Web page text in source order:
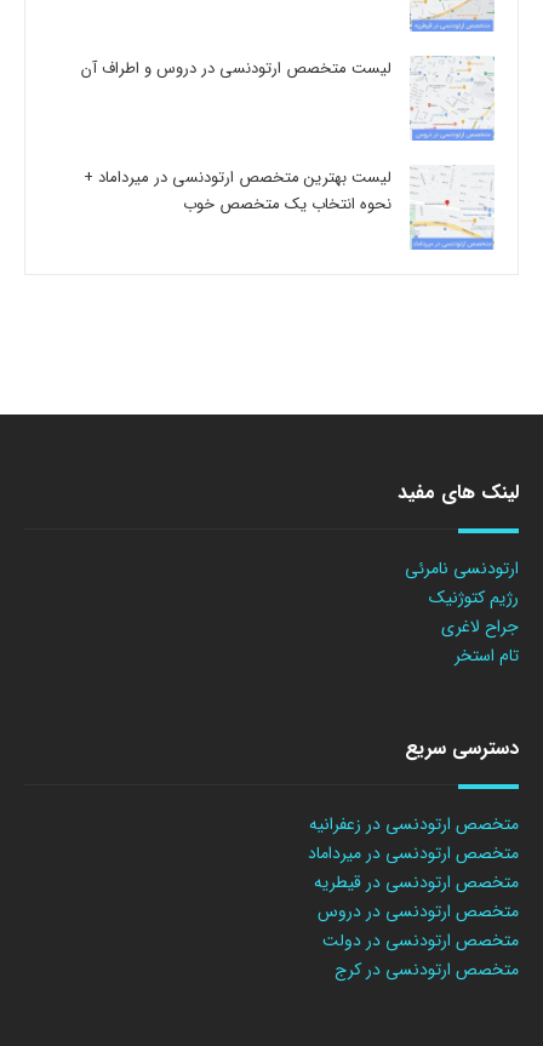
لیست متخصص ارتودنسی در دروس و اطراف آن
لیست بهترین متخصص ارتودنسی در میرداماد +
نحوه انتخاب یک متخصص خوب
لینک های مفید
ارتودنسی نامرئی
رژیم کتوژنیک
جراح لاغری
تام استخر
دسترسی سریع
متخصص ارتودنسی در زعفرانیه
متخصص ارتودنسی در میرداماد
متخصص ارتودنسی در قیطریه
متخصص ارتودنسی در دروس
متخصص ارتودنسی در دولت
متخصص ارتودنسی در کرج